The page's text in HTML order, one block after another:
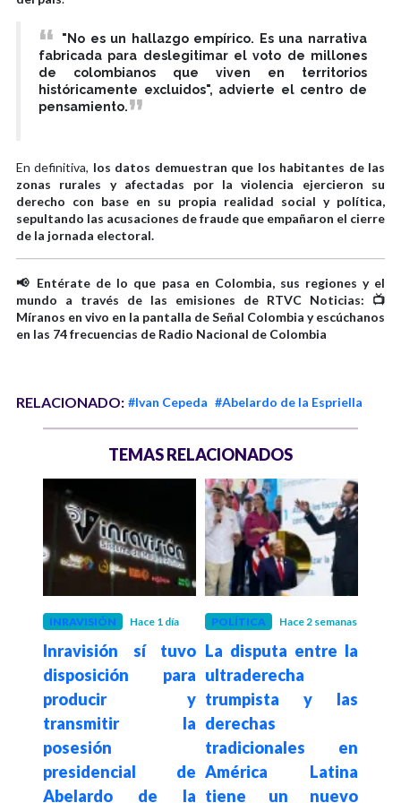
"No es un hallazgo empírico. Es una narrativa
fabricada para deslegitimar el voto de millones
de colombianos que viven en territorios
históricamente excluidos", advierte el centro de
pensamiento.
En definitiva, los datos demuestran que los habitantes de las
zonas rurales y afectadas por la violencia ejercieron su
derecho con base en su propia realidad social y política,
sepultando las acusaciones de fraude que empañaron el cierre
de la jornada electoral.
📢 Entérate de lo que pasa en Colombia, sus regiones y el
mundo a través de las emisiones de RTVC Noticias: 📺
Míranos en vivo en la pantalla de Señal Colombia y escúchanos
en las 74 frecuencias de Radio Nacional de Colombia
RELACIONADO: #Ivan Cepeda #Abelardo de la Espriella
TEMAS RELACIONADOS
INRAVISIÓN Hace 1 día
Inravisión sí tuvo
disposición para
producir y
transmitir la
posesión
presidencial de
Abelardo de la
POLÍTICA Hace 2 semanas
La disputa entre la
ultraderecha
trumpista y las
derechas
tradicionales en
América Latina
tiene un nuevo